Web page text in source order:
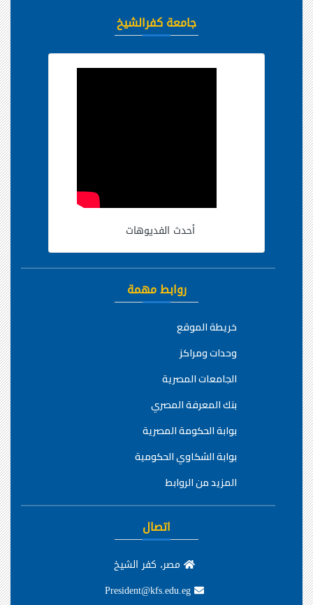
جامعة كفرالشيخ
أحدث الفديوهات
روابط مهمة
خريطة الموقع
وحدات ومراكز
الجامعات المصرية
بنك المعرفة المصري
بوابة الحكومة المصرية
بوابة الشكاوي الحكومية
المزيد من الروابط
اتصال
مصر، كفر الشيخ